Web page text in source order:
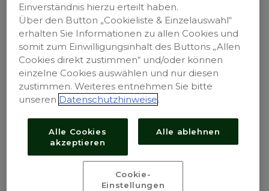
DulcoLax® sont des médicaments autorisés.
Demandez conseil à votre spécialiste et lisez la
notice d'emballage.
DulcoSoft® sont des dispositifs médicaux. Lisez la
notice d'emballage.
MAT-CH-2401813-v1.0 - 03/2025
Opella Healthcare Switzerland AG
Suurstoffi 18b
6343 Risch
Einverständnis hierzu erteilt haben.
Über den Button „Cookieliste & Einzelauswahl“
erhalten Sie Informationen zu allen Cookies und
somit zum Einwilligungsinhalt des Buttons „Allen
Cookies direkt zustimmen“ und/oder können
einzelne Cookies auswählen und nur diesen
zustimmen. Weiteres entnehmen Sie bitte
unseren Datenschutzhinweise.
Alle Cookies
akzeptieren
Alle ablehnen
Cookie-
Einstellungen